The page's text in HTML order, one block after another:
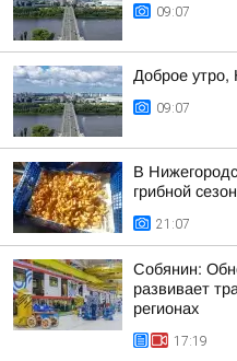
09:07
Доброе
09:07
В
грибной
21:07
Собянин:
развивает
регионах
17:19